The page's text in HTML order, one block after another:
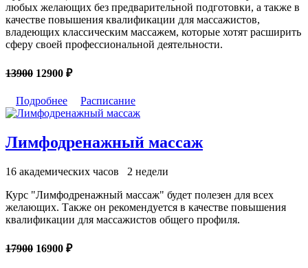
любых желающих без предварительной подготовки, а также в
качестве повышения квалификации для массажистов,
владеющих классическим массажем, которые хотят расширить
сферу своей профессиональной деятельности.
13900 12900 ₽
Подробнее Расписание
Лимфодренажный массаж
16 академических часов
2 недели
Курс "Лимфодренажный массаж" будет полезен для всех
желающих. Также он рекомендуется в качестве повышения
квалификации для массажистов общего профиля.
17900 16900 ₽